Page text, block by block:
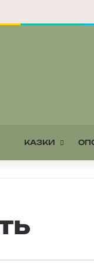
КАЗКИ